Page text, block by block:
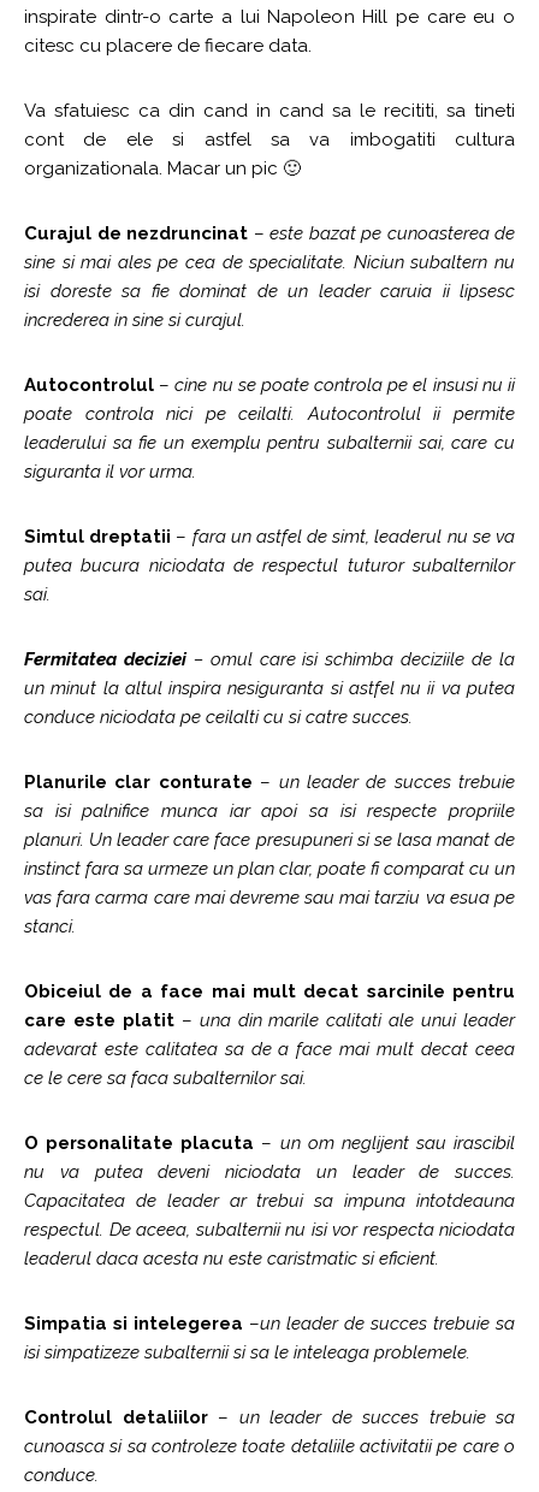
inspirate dintr-o carte a lui Napoleon Hill pe care eu o
citesc cu placere de fiecare data.
Va sfatuiesc ca din cand in cand sa le recititi, sa tineti
cont de ele si astfel sa va imbogatiti cultura
organizationala. Macar un pic 🙂
Curajul de nezdruncinat – este bazat pe cunoasterea de
sine si mai ales pe cea de specialitate. Niciun subaltern nu
isi doreste sa fie dominat de un leader caruia ii lipsesc
increderea in sine si curajul.
Autocontrolul –cine nu se poate controla pe el insusi nu ii
poate controla nici pe ceilalti. Autocontrolul ii permite
leaderului sa fie un exemplu pentru subalternii sai, care cu
siguranta il vor urma.
Simtul dreptatii – fara un astfel de simt, leaderul nu se va
putea bucura niciodata de respectul tuturor subalternilor
sai.
Fermitatea deciziei– omul care isi schimba deciziile de la
un minut la altul inspira nesiguranta si astfel nu ii va putea
conduce niciodata pe ceilalti cu si catre succes.
Planurile clar conturate – un leader de succes trebuie
sa isi palnifice munca iar apoi sa isi respecte propriile
planuri. Un leader care face presupuneri si se lasa manat de
instinct fara sa urmeze un plan clar, poate fi comparat cu un
vas fara carma care mai devreme sau mai tarziu va esua pe
stanci.
Obiceiul de a face mai mult decat sarcinile pentru
care este platit– una din marile calitati ale unui leader
adevarat este calitatea sa de a face mai mult decat ceea
ce le cere sa faca subalternilor sai.
O personalitate placuta – un om neglijent sau irascibil
nu va putea deveni niciodata un leader de succes.
Capacitatea de leader ar trebui sa impuna intotdeauna
respectul. De aceea, subalternii nu isi vor respecta niciodata
leaderul daca acesta nu este caristmatic si eficient.
Simpatia si intelegerea –un leader de succes trebuie sa
isi simpatizeze subalternii si sa le inteleaga problemele.
Controlul detaliilor– un leader de succes trebuie sa
cunoasca si sa controleze toate detaliile activitatii pe care o
conduce.